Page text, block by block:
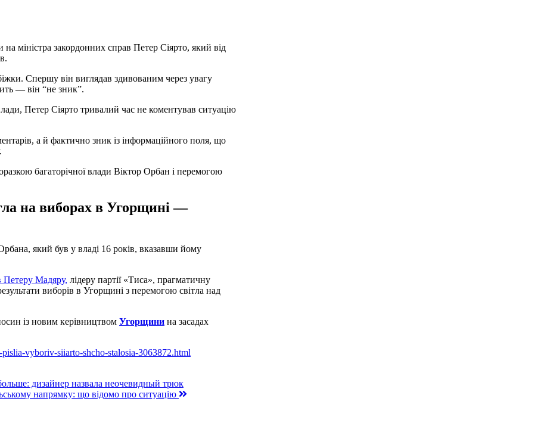
Спершу він виглядав здивованим через увагу
— він “не зник”.
Петер Сіярто тривалий час не коментував ситуацію
а й фактично зник із інформаційного поля, що
багаторічної влади Віктор Орбан і перемогою
на виборах в Угорщині —
який був у владі 16 років, вказавши йому
Петеру Мадяру, лідеру партії «Тиса», прагматичну
виборів в Угорщині з перемогою світла над
із новим керівництвом Угорщини на засадах
vyboriv-siiarto-shcho-stalosia-3063872.html
дизайнер назвала неочевидный трюк
напрямку: що відомо про ситуацію